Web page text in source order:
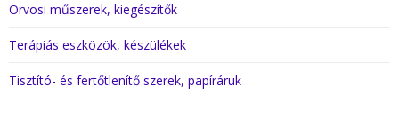
Orvosi műszerek, kiegészítők
Terápiás eszközök, készülékek
Tisztító- és fertőtlenítő szerek, papíráruk